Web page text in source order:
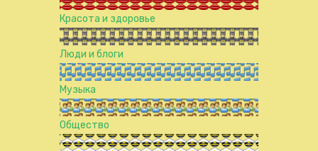
Красота и здоровье
Люди и блоги
Музыка
Общество